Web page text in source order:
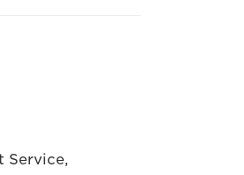
Service,